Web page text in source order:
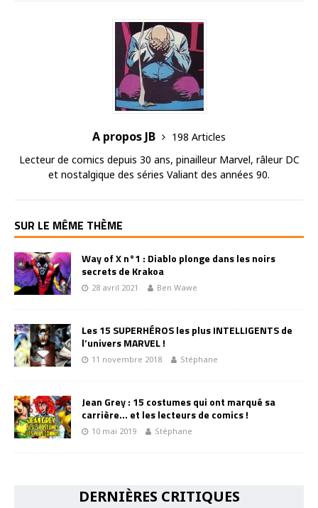
A propos JB
198 Articles
Lecteur de comics depuis 30 ans, pinailleur Marvel, râleur DC
et nostalgique des séries Valiant des années 90.
SUR LE MÊME THÈME
Way of X n°1 : Diablo plonge dans les noirs
secrets de Krakoa
28 avril 2021 Ben Wawe
Les 15 SUPERHÉROS les plus INTELLIGENTS de
l’univers MARVEL !
11 novembre 2018 Stéphane
Jean Grey : 15 costumes qui ont marqué sa
carrière… et les lecteurs de comics !
10 mai 2019 Stéphane
DERNIÈRES CRITIQUES